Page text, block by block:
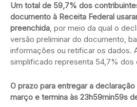
Um total de 59,7% dos
documento à Receita Federal
preenchida, por meio da qual o
versão preliminar do documento,
informações ou retificar os dados.
simplificado representa 54,7% dos
O prazo para entregar a
março e termina às 23h59min59s